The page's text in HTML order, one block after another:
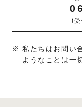
(
私たちはお問い
ようなことは一